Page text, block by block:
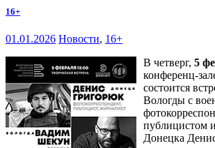
16+
01.01.2026 Новости, 16+
В четверг, 5
конференц-
состоится
Вологды с
публицистом
Донецка